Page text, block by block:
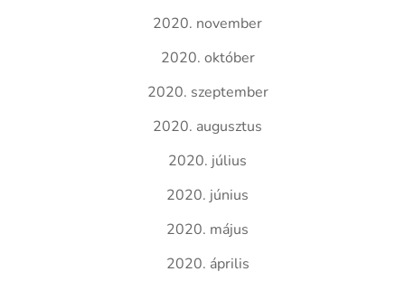
2020. november
2020. október
2020. szeptember
2020. augusztus
2020. július
2020. június
2020. május
2020. április